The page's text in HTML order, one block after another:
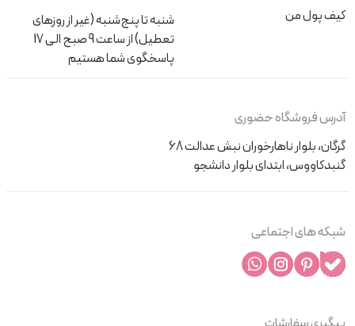
کیف پول من
شنبه تا پنج‌شنبه (غیر از روزهای
تعطیل) از ساعت 9 صبح الی 17
پاسخگوی شما هستیم
آدرس فروشگاه حضوری
گرگان، بلوار ناهارخوران نبش عدالت 68
گنبدکاووس، ابتدای بلوار دانشجو
شبکه های اجتماعی